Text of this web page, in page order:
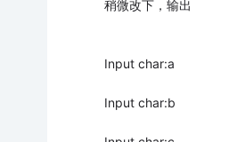
稍微改下，输出
Input char:a
Input char:b